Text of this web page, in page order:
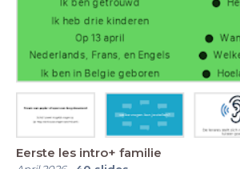
Eerste les intro+ familie